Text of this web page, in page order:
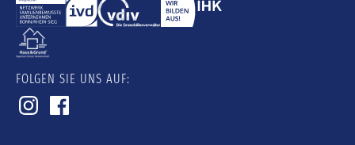
FOLGEN SIE UNS AUF: